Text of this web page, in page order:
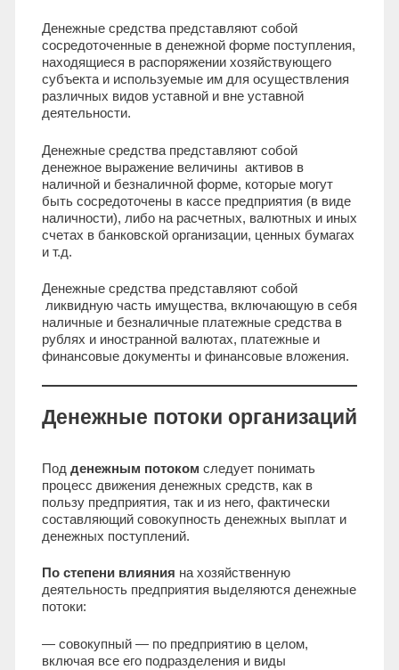
Денежные средства представляют собой
сосредоточенные в денежной форме поступления,
находящиеся в распоряжении хозяйствующего
субъекта и используемые им для осуществления
различных видов уставной и вне уставной
деятельности.
Денежные средства представляют собой
денежное выражение величины активов в
наличной и безналичной форме, которые могут
быть сосредоточены в кассе предприятия (в виде
наличности), либо на расчетных, валютных и иных
счетах в банковской организации, ценных бумагах
и т.д.
Денежные средства представляют собой
ликвидную часть имущества, включающую в себя
наличные и безналичные платежные средства в
рублях и иностранной валютах, платежные и
финансовые документы и финансовые вложения.
Денежные потоки организаций
Под денежным потоком следует понимать
процесс движения денежных средств, как в
пользу предприятия, так и из него, фактически
составляющий совокупность денежных выплат и
денежных поступлений.
По степени влияния на хозяйственную
деятельность предприятия выделяются денежные
потоки:
— совокупный — по предприятию в целом,
включая все его подразделения и виды